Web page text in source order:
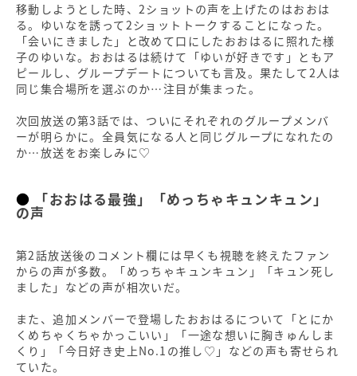
移動しようとした時、2ショットの声を上げたのはおおは
る。ゆいなを誘って2ショットトークすることになった。
「会いにきました」と改めて口にしたおおはるに照れた様
子のゆいな。おおはるは続けて「ゆいが好きです」ともア
ピールし、グループデートについても言及。果たして2人は
同じ集合場所を選ぶのか…注目が集まった。
次回放送の第3話では、ついにそれぞれのグループメンバ
ーが明らかに。全員気になる人と同じグループになれたの
か…放送をお楽しみに♡
「おおはる最強」「めっちゃキュンキュン」
の声
第2話放送後のコメント欄には早くも視聴を終えたファン
からの声が多数。「めっちゃキュンキュン」「キュン死し
ました」などの声が相次いだ。
また、追加メンバーで登場したおおはるについて「とにか
くめちゃくちゃかっこいい」「一途な想いに胸きゅんしま
くり」「今日好き史上No.1の推し♡」などの声も寄せられ
ていた。